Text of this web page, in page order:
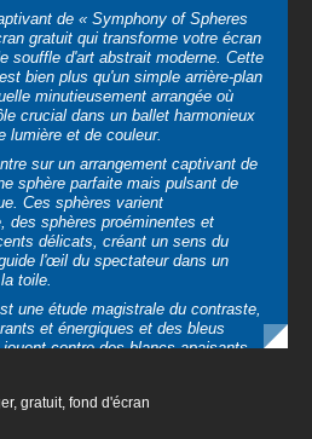
lumière et de couleur.
sur un arrangement captivant de
sphère parfaite mais pulsant de
Ces sphères varient
des sphères proéminentes et
délicats, créant un sens du
l'œil du spectateur dans un
toile.
une étude magistrale du contraste,
et énergiques et des bleus
contre des blancs apaisants
chauds et accueillants. Cette
un jeu dynamique qui est à la fois
évoquant un spectre
passionnée à la contemplation
Chaque sphère arbore une
rendue qui agit comme une
et reflétant une lumière
,gratuit